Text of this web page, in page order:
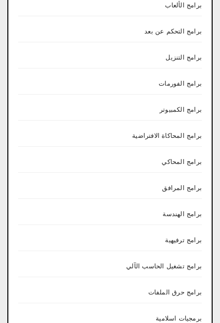
برامج الألعاب
برامج التحكم عن بعد
برامج التنزيل
برامج الفورمات
برامج الكمبيوتر
برامج المحاكاة الافتراضية
برامج المحاكي
برامج المرافق
برامج الهندسة
برامج ترفيهية
برامج تشغيل الحاسب الآلي
برامج حرق الملفات
برمجيات اسلامية